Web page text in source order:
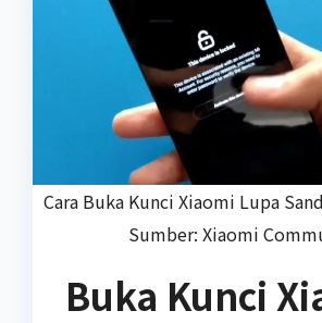
Cara Buka Kunci Xiaomi Lupa
Sumber: Xiaomi
Buka Kunci